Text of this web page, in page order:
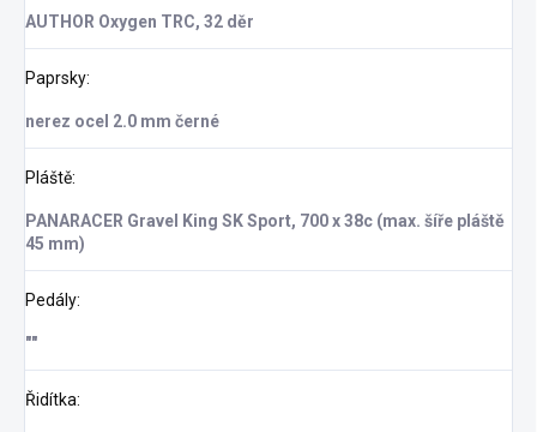
AUTHOR Oxygen TRC, 32 děr
Paprsky:
nerez ocel 2.0 mm černé
Pláště:
PANARACER Gravel King SK Sport, 700 x 38c (max. šíře pláště
45 mm)
Pedály:
""
Řidítka: